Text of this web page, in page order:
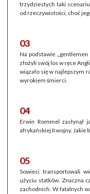
trzydziestych taki
od rzeczywistości, choć
03
Na podstawie
złożyli swój los w ręce
wiązało się w najlepszym
wyrokiem śmierci.
04
Erwin Rommel zasłynął
afrykańskiej II wojny. Jakie
05
Sowieci transportowali
użyciu statków. Znaczna
zachodnich. W fatalnych